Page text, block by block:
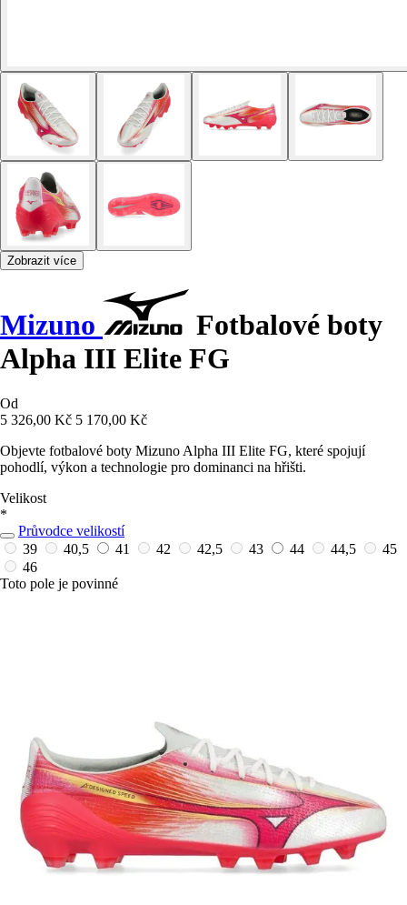
Zobrazit více
Mizuno
Fotbalové boty
Alpha III Elite FG
Od
5 326,00 Kč 5 170,00 Kč
Objevte fotbalové boty Mizuno Alpha III Elite FG, které spojují
pohodlí, výkon a technologie pro dominanci na hřišti.
Velikost
*
Průvodce velikostí
39
40,5 41 42 42,5 43 44 44,5
45
46
Toto pole je povinné